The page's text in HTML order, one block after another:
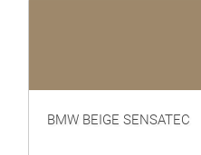
BMW BEIGE SENSATEC